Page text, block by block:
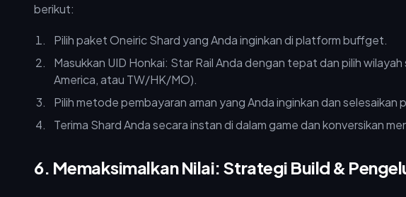
berikut:
Pilih paket Oneiric Shard yang Anda inginkan di platform buffget.
Masukkan UID Honkai: Star Rail Anda dengan tepat dan pilih
America, atau TW/HK/MO).
Pilih metode pembayaran aman yang Anda inginkan dan selesaikan
Terima Shard Anda secara instan di dalam game dan konversikan
6. Memaksimalkan Nilai: Strategi Build &